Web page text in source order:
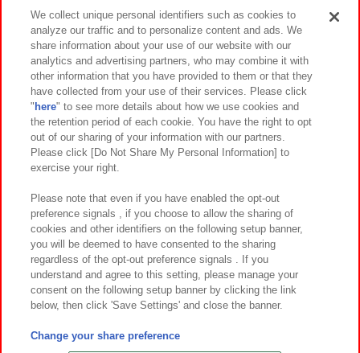
イベント・キャンペーン
関連会社 サステナビリティ サイトポリシー
プライバシーポリシー ウェブアクセシビリティ方針と検証結果
お取引先さまとともに
カスタマーハラスメント対応方針 よくあるご質問・お問い合わせ
©Bandai Namco Amusement Inc.
©Bandai Namco Amusement Lab Inc.
We collect unique personal identifiers such as cookies to
analyze our traffic and to personalize content and ads. We
share information about your use of our website with our
analytics and advertising partners, who may combine it with
other information that you have provided to them or that they
have collected from your use of their services. Please click
" here" to see more details about how we use cookies and
the retention period of each cookie. You have the right to opt
out of our sharing of your information with our partners.
Please click [Do Not Share My Personal Information] to
exercise your right.
Please note that even if you have enabled the opt-out
preference signals , if you choose to allow the sharing of
cookies and other identifiers on the following setup banner,
you will be deemed to have consented to the sharing
regardless of the opt-out preference signals . If you
understand and agree to this setting, please manage your
consent on the following setup banner by clicking the link
below, then click 'Save Settings' and close the banner.
Change your share preference